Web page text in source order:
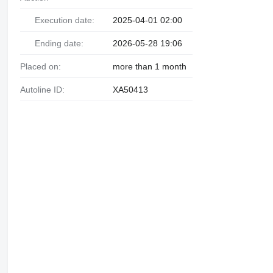
Execution date: 2025-04-01 02:00
Ending date: 2026-05-28 19:06
Placed on: more than 1 month
Autoline ID: XA50413